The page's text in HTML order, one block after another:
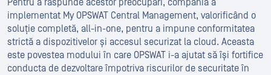
Pentru a răspunde acestor preocupări, compania a
implementat My OPSWAT Central Management, valorificând o
soluție completă, all-in-one, pentru a impune conformitatea
strictă a dispozitivelor și accesul securizat la cloud. Aceasta
este povestea modului în care OPSWAT i-a ajutat să își fortifice
conducta de dezvoltare împotriva riscurilor de securitate în